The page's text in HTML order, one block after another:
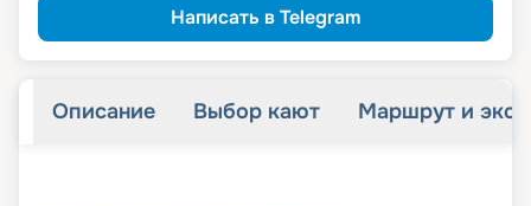
Написать в Telegram
Описание Выбор кают Маршрут и